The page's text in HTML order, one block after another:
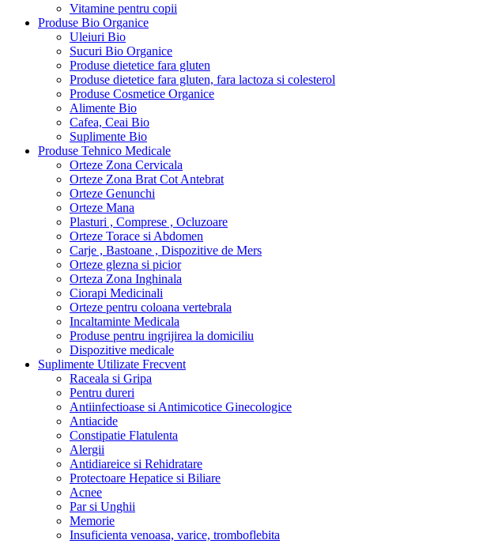
Vitamine pentru copii
Produse Bio Organice
Uleiuri Bio
Sucuri Bio Organice
Produse dietetice fara gluten
Produse dietetice fara gluten, fara lactoza si colesterol
Produse Cosmetice Organice
Alimente Bio
Cafea, Ceai Bio
Suplimente Bio
Produse Tehnico Medicale
Orteze Zona Cervicala
Orteze Zona Brat Cot Antebrat
Orteze Genunchi
Orteze Mana
Plasturi , Comprese , Ocluzoare
Orteze Torace si Abdomen
Carje , Bastoane , Dispozitive de Mers
Orteze glezna si picior
Orteza Zona Inghinala
Ciorapi Medicinali
Orteze pentru coloana vertebrala
Incaltaminte Medicala
Produse pentru ingrijirea la domiciliu
Dispozitive medicale
Suplimente Utilizate Frecvent
Raceala si Gripa
Pentru dureri
Antiinfectioase si Antimicotice Ginecologice
Antiacide
Constipatie Flatulenta
Alergii
Antidiareice si Rehidratare
Protectoare Hepatice si Biliare
Acnee
Par si Unghii
Memorie
Insuficienta venoasa, varice, tromboflebita